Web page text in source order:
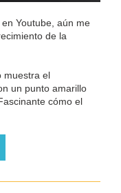
Youtube, aún me
de la
muestra el
un punto amarillo
cómo el